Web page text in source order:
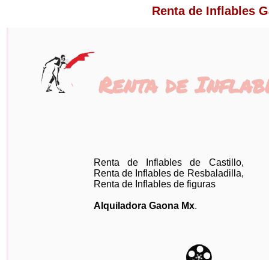
Renta de Inflables
Renta de
Renta de Inflables de Castillo,
Renta de Inflables de Resbaladilla,
Renta de Inflables de figuras
Alquiladora Gaona Mx.